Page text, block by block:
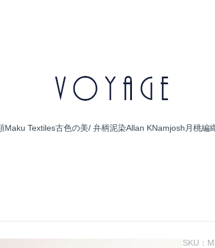
Maku Textiles古色の美/ 弁柄泥染Allan KNamjosh 月桃編
SKU：